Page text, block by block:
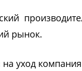
рынок.
уход